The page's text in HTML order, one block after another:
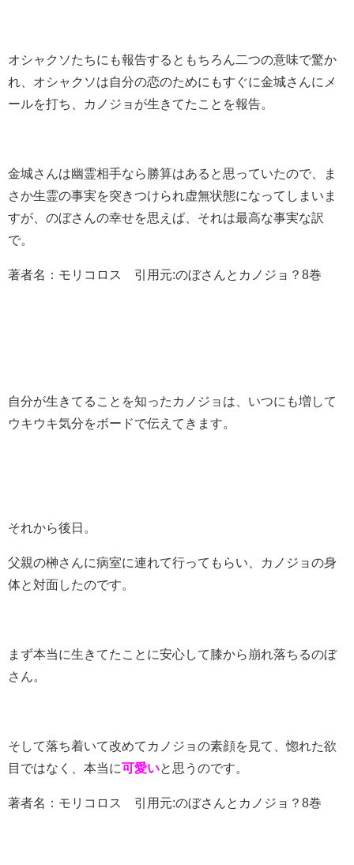
オシャクソたちにも報告するともちろん二つの意味で驚か
れ、オシャクソは自分の恋のためにもすぐに金城さんにメ
ールを打ち、カノジョが生きてたことを報告。
金城さんは幽霊相手なら勝算はあると思っていたので、ま
さか生霊の事実を突きつけられ虚無状態になってしまいま
すが、のぼさんの幸せを思えば、それは最高な事実な訳
で。
著者名：モリコロス 引用元:のぼさんとカノジョ？8巻
自分が生きてることを知ったカノジョは、いつにも増して
ウキウキ気分をボードで伝えてきます。
それから後日。
父親の榊さんに病室に連れて行ってもらい、カノジョの身
体と対面したのです。
まず本当に生きてたことに安心して膝から崩れ落ちるのぼ
さん。
そして落ち着いて改めてカノジョの素顔を見て、惚れた欲
目ではなく、本当に可愛いと思うのです。
著者名：モリコロス 引用元:のぼさんとカノジョ？8巻